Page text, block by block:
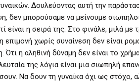
Δουλεύοντας αυτή την
δεν μπορούσαμε να μείνουμε
είναι η σειρά της. Στο φινάλε, μιλά
επιμονή χωρίς συναίνεση δεν είναι
η αληθινή δύναμη δεν είναι το
της λόγια είναι μια σιωπηλή
Να δουν τη γυναίκα όχι ως στόχο,